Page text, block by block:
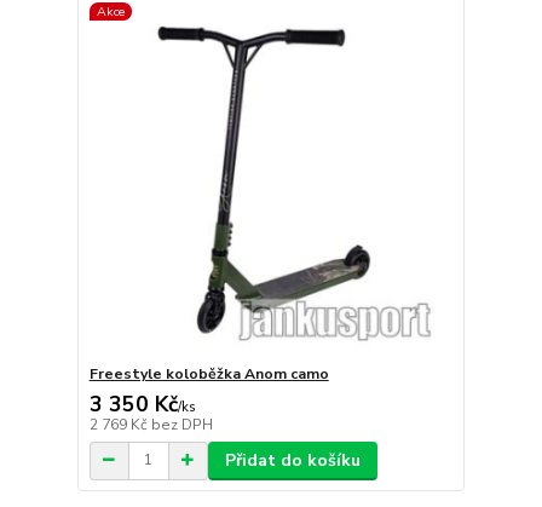
Akce
Freestyle koloběžka Anom camo
3 350 Kč/ks
2 769 Kč bez DPH
Přidat do košíku